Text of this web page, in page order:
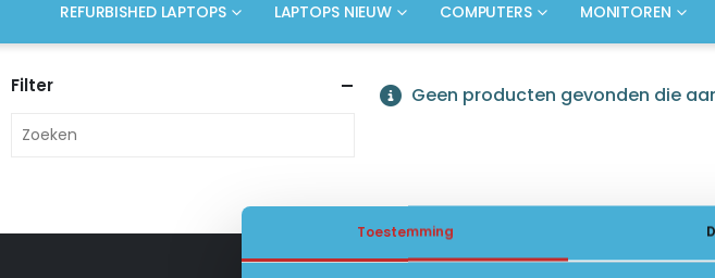
Toestemming
REFURBISHED LAPTOPS LAPTOPS NIEUW COMPUTERS MONITOREN
Geen producten gevonden die
Filter